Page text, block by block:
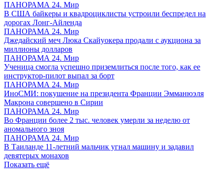
ПАНОРАМА 24. Мир
В США байкеры и квадроциклисты устроили беспредел на
дорогах Лонг-Айленда
ПАНОРАМА 24. Мир
Джедайский меч Люка Скайуокера продали с аукциона за
миллионы долларов
ПАНОРАМА 24. Мир
Ученица смогла успешно приземлиться после того, как ее
инструктор-пилот выпал за борт
ПАНОРАМА 24. Мир
ИноСМИ: покушение на президента Франции Эмманюэля
Макрона совершено в Сирии
ПАНОРАМА 24. Мир
Во Франции более 2 тыс. человек умерли за неделю от
аномального зноя
ПАНОРАМА 24. Мир
В Таиланде 11-летний мальчик угнал машину и задавил
девятерых монахов
Показать ещё